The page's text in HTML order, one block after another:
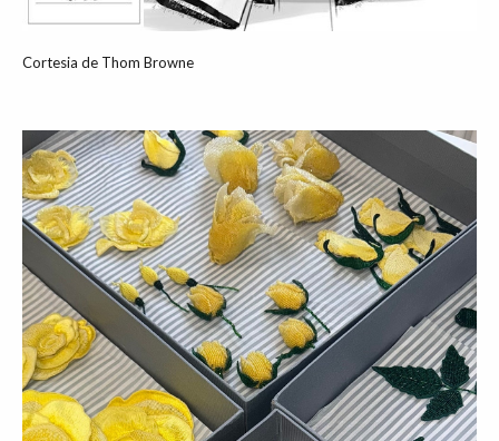
Cortesia de Thom Browne